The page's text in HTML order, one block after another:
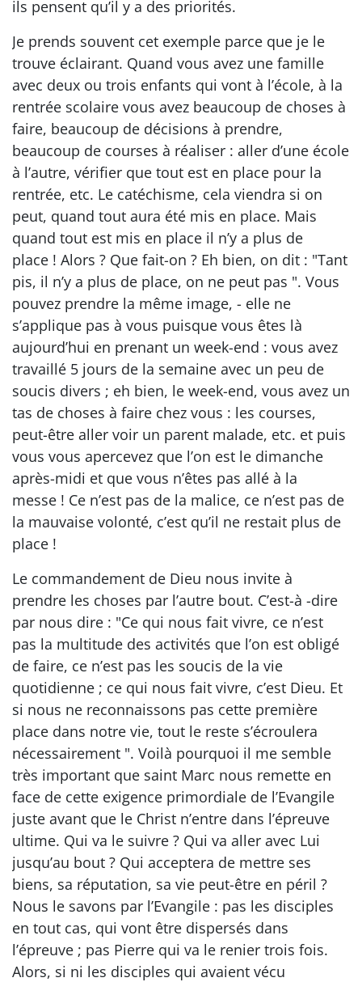
ils pensent qu’il y a des priorités.
Je prends souvent cet exemple parce que je le
trouve éclairant. Quand vous avez une famille
avec deux ou trois enfants qui vont à l’école, à la
rentrée scolaire vous avez beaucoup de choses à
faire, beaucoup de décisions à prendre,
beaucoup de courses à réaliser : aller d’une école
à l’autre, vérifier que tout est en place pour la
rentrée, etc. Le catéchisme, cela viendra si on
peut, quand tout aura été mis en place. Mais
quand tout est mis en place il n’y a plus de
place ! Alors ? Que fait-on ? Eh bien, on dit : "Tant
pis, il n’y a plus de place, on ne peut pas ". Vous
pouvez prendre la même image, - elle ne
s’applique pas à vous puisque vous êtes là
aujourd’hui en prenant un week-end : vous avez
travaillé 5 jours de la semaine avec un peu de
soucis divers ; eh bien, le week-end, vous avez un
tas de choses à faire chez vous : les courses,
peut-être aller voir un parent malade, etc. et puis
vous vous apercevez que l’on est le dimanche
après-midi et que vous n’êtes pas allé à la
messe ! Ce n’est pas de la malice, ce n’est pas de
la mauvaise volonté, c’est qu’il ne restait plus de
place !
Le commandement de Dieu nous invite à
prendre les choses par l’autre bout. C’est-à -dire
par nous dire : "Ce qui nous fait vivre, ce n’est
pas la multitude des activités que l’on est obligé
de faire, ce n’est pas les soucis de la vie
quotidienne ; ce qui nous fait vivre, c’est Dieu. Et
si nous ne reconnaissons pas cette première
place dans notre vie, tout le reste s’écroulera
nécessairement ". Voilà pourquoi il me semble
très important que saint Marc nous remette en
face de cette exigence primordiale de l’Evangile
juste avant que le Christ n’entre dans l’épreuve
ultime. Qui va le suivre ? Qui va aller avec Lui
jusqu’au bout ? Qui acceptera de mettre ses
biens, sa réputation, sa vie peut-être en péril ?
Nous le savons par l’Evangile : pas les disciples
en tout cas, qui vont être dispersés dans
l’épreuve ; pas Pierre qui va le renier trois fois.
Alors, si ni les disciples qui avaient vécu